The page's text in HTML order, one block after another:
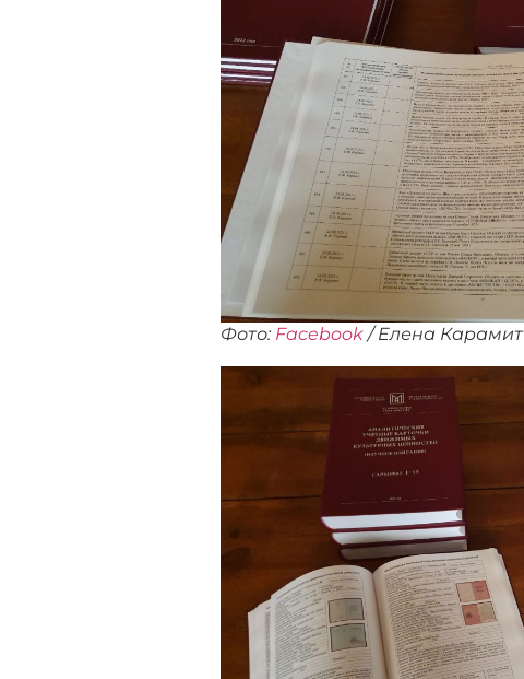
Фото: Facebook/ Eлена Карамит